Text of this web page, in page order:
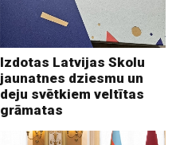
Izdotas Latvijas Skolu
jaunatnes dziesmu un
deju svētkiem veltītas
grāmatas